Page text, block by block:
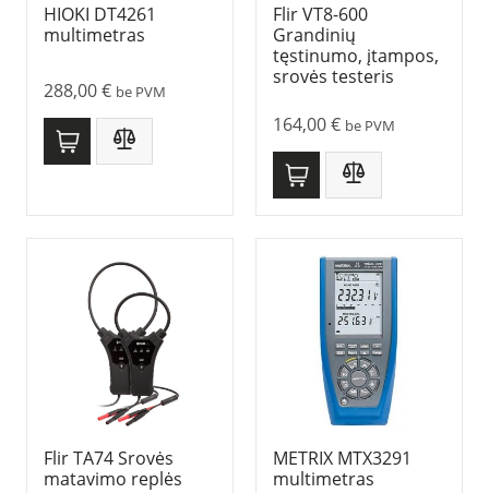
HIOKI DT4261
multimetras
288,00€ be PVM
Flir VT8-600
Grandinių
tęstinumo, įtampos,
srovės testeris
164,00€ be PVM
Flir TA74 Srovės
matavimo replės
METRIX MTX3291
multimetras